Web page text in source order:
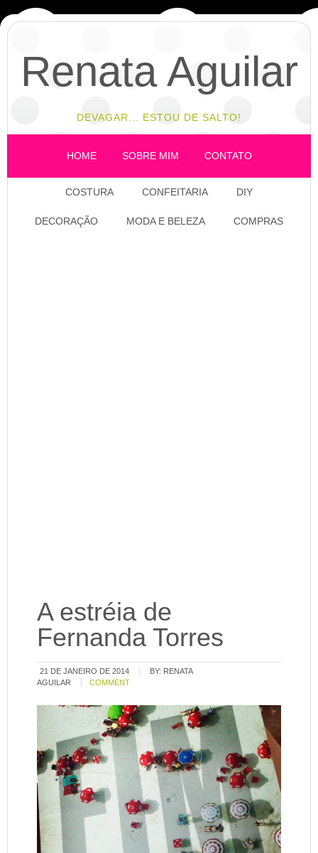
Renata Aguilar
DEVAGAR... ESTOU DE SALTO!
HOME SOBRE MIM CONTATO
COSTURA CONFEITARIA DIY
DECORAÇÃO MODA E BELEZA COMPRAS
A estréia de
Fernanda Torres
21 DE JANEIRO DE 2014 BY: RENATA
AGUILAR
COMMENT